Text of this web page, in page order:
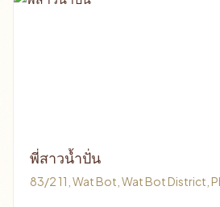
พี่สาวน้ำปั่น
83/2 11, Wat Bot, Wat Bot District,